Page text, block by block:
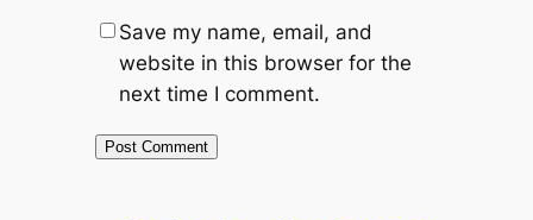
Save my name, email, and
website in this browser for the
next time I comment.